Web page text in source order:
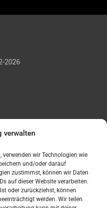
verwalten
wir Technologien wie
und/oder darauf
zustimmst, können wir Daten
auf dieser Website verarbeiten.
oder zurückziehst, können
werden. Wir teilen
2026
Njemačka?